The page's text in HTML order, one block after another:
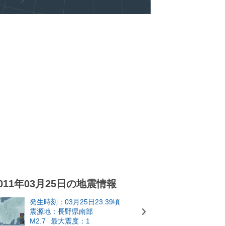
年03月25日の地震情報
発生時刻：03月25日23:39頃
震源地：長野県南部
M2.7
最大震度：1